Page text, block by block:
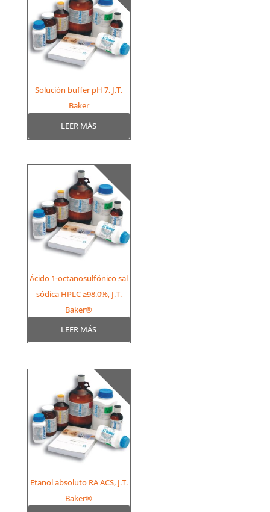
Solución buffer pH 7, J.T.
Baker
LEER MÁS
Ácido 1-octanosulfónico sal
sódica HPLC ≥98.0%, J.T.
Baker®
LEER MÁS
Etanol absoluto RA ACS, J.T.
Baker®